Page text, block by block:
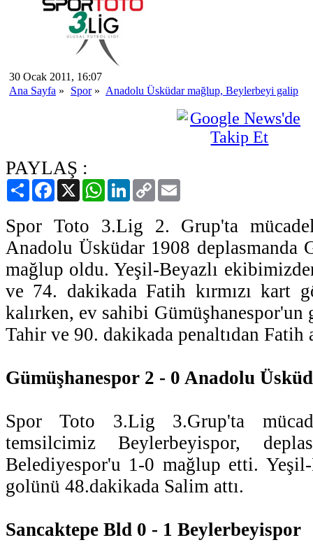
30 Ocak 2011, 16:07
Ana Sayfa » Spor» Anadolu Üsküdar mağlup, Beylerbeyi galip
PAYLAŞ :
PaylaşFacebook
X WhatsAppLinkedIn
Copy
Link
Spor Toto 3.Lig 2. Grup'ta
Anadolu Üsküdar 1908 deplasmanda
mağlup oldu. Yeşil-Beyazlı
ve 74. dakikada Fatih kırmızı kart
kalırken, ev sahibi
Tahir ve 90. dakikada penaltıdan Fatih
Gümüşhanespor 2 - 0 Anadolu
Spor Toto 3.Lig 3.Grup'ta
temsilcimiz Beylerbeyispor,
Belediyespor'u 1-0 mağlup etti. Yeşil-
golünü 48.dakikada Salim attı.
Sancaktepe Bld 0 - 1 Beylerbeyispor